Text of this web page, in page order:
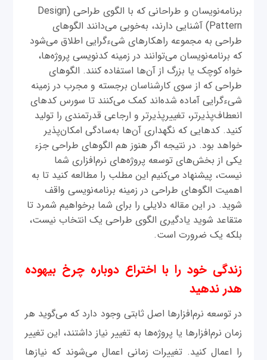
برنامه‌نویسان و طراحانی که با الگوی طراحی (Design
Pattern) آشنایی دارند، به‌خوبی می‌دانند الگوهای
طراحی به مجموعه راهکارهای شیء‌گرایی اطلاق می‌شود
که برنامه‌نویسان می‌توانند در زمینه کدنویسی پروژه‌ها،
خواه کوچک یا بزرگ از آن‌ها استفاده کنند. الگوهای
طراحی که از سوی کارشناسان برجسته و مجرب در زمینه
شی‌ءگرایی آماده شده‌اند کمک می‌کنند تا سورس‌‌ کدهای
انعطاف‌پذیرتر، تغییرپذیرتر و ارجاعی قدرتمندی را تولید
کنید. کدهایی که نگهداری آن‌ها به‌سادگی امکان‌پذیر
خواهد بود. در نتیجه اگر هنوز هم الگوهای طراحی جزء
یکی از بخش‌های توسعه پروژه‌های نرم‌افزاری شما
نیست، پیشنهاد می‌کنیم این مطلب را مطالعه کنید تا به
اهمیت الگوهای طراحی در زمینه برنامه‌نویسی واقف
شوید. در این مقاله دلایلی را برای شما برخواهیم شمرد تا
متقاعد شوید یادگیری الگوی طراحی یک انتخاب نیست،
بلکه یک ضرورت است.
زندگی خود را با اختراع دوباره چرخ بیهوده
هدر ندهید
در توسعه نرم‌افزارها اصل ثابتی وجود دارد که می‌گوید هر
زمان نرم‌افزارها یا پروژه‌ها به تغییر نیاز داشتند، این تغییر
را اعمال کنید. تغییرات زمانی اعمال می‌شوند که نیازها